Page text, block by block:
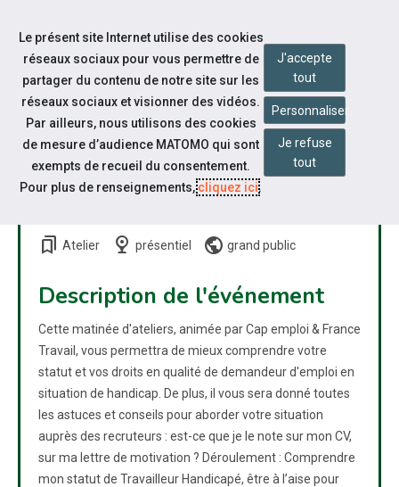
Aller au contenu
COMMENT ABORDER MA
SITUATION DE HANDICAP
bookmarks Atelier nest_cam_indoor présentiel public grand public
Description de l'événement
Cette matinée d'ateliers, animée par Cap emploi & France
Travail, vous permettra de mieux comprendre votre
statut et vos droits en qualité de demandeur d'emploi en
situation de handicap. De plus, il vous sera donné toutes
les astuces et conseils pour aborder votre situation
auprès des recruteurs : est-ce que je le note sur mon CV,
sur ma lettre de motivation ? Déroulement : Comprendre
mon statut de Travailleur Handicapé, être à l’aise pour
Le présent site Internet utilise des cookies
réseaux sociaux pour vous permettre de
partager du contenu de notre site sur les
réseaux sociaux et visionner des vidéos.
Par ailleurs, nous utilisons des cookies
de mesure d’audience MATOMO qui sont
exempts de recueil du consentement.
Pour plus de renseignements,cliquez ici.
J'accepte
tout
Personnaliser
Je refuse
tout